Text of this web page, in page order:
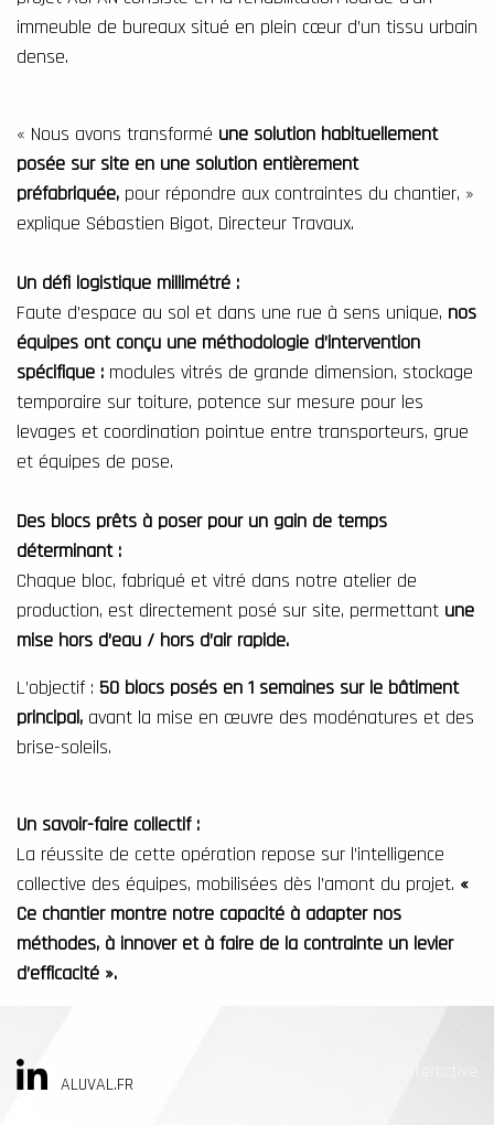
immeuble de bureaux situé en plein cœur d’un tissu urbain
dense.
« Nous avons transformé une solution habituellement
posée sur site en une solution entièrement
préfabriquée, pour répondre aux contraintes du chantier, »
explique Sébastien Bigot, Directeur Travaux.
Un défi logistique millimétré :
Faute d’espace au sol et dans une rue à sens unique, nos
équipes ont conçu une méthodologie d’intervention
spécifique : modules vitrés de grande dimension, stockage
temporaire sur toiture, potence sur mesure pour les
levages et coordination pointue entre transporteurs, grue
et équipes de pose.
Des blocs prêts à poser pour un gain de temps
déterminant :
Chaque bloc, fabriqué et vitré dans notre atelier de
production, est directement posé sur site, permettant une
mise hors d’eau / hors d’air rapide.
L’objectif : 50 blocs posés en 1 semaines sur le bâtiment
principal, avant la mise en œuvre des modénatures et des
brise-soleils.
Un savoir-faire collectif :
La réussite de cette opération repose sur l’intelligence
collective des équipes, mobilisées dès l’amont du projet. «
Ce chantier montre notre capacité à adapter nos
méthodes, à innover et à faire de la contrainte un levier
d’efficacité ».
ALUVAL.FR